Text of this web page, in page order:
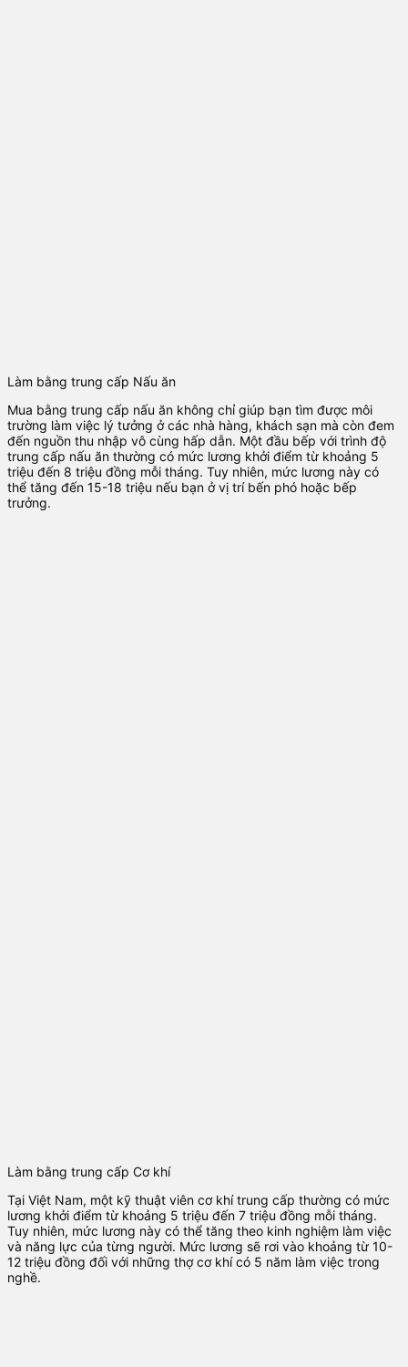
Làm bằng trung cấp Nấu ăn
Mua bằng trung cấp nấu ăn không chỉ giúp bạn tìm được môi
trường làm việc lý tưởng ở các nhà hàng, khách sạn mà còn đem
đến nguồn thu nhập vô cùng hấp dẫn. Một đầu bếp với trình độ
trung cấp nấu ăn thường có mức lương khởi điểm từ khoảng 5
triệu đến 8 triệu đồng mỗi tháng. Tuy nhiên, mức lương này có
thể tăng đến 15-18 triệu nếu bạn ở vị trí bến phó hoặc bếp
trưởng.
Làm bằng trung cấp Cơ khí
Tại Việt Nam, một kỹ thuật viên cơ khí trung cấp thường có mức
lương khởi điểm từ khoảng 5 triệu đến 7 triệu đồng mỗi tháng.
Tuy nhiên, mức lương này có thể tăng theo kinh nghiệm làm việc
và năng lực của từng người. Mức lương sẽ rơi vào khoảng từ 10-
12 triệu đồng đối với những thợ cơ khí có 5 năm làm việc trong
nghề.